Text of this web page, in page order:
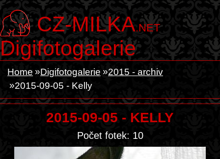
CZ-MILKA.NET
Digifotogalerie
Home Digifotogalerie
2015 - archiv
2015-09-05 - Kelly
2015-09-05 - KELLY
Počet fotek: 10